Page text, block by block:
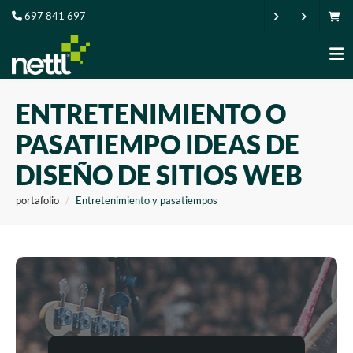
697 841 697
ENTRETENIMIENTO O
PASATIEMPO IDEAS DE
DISEÑO DE SITIOS WEB
portafolio Entretenimiento y pasatiempos